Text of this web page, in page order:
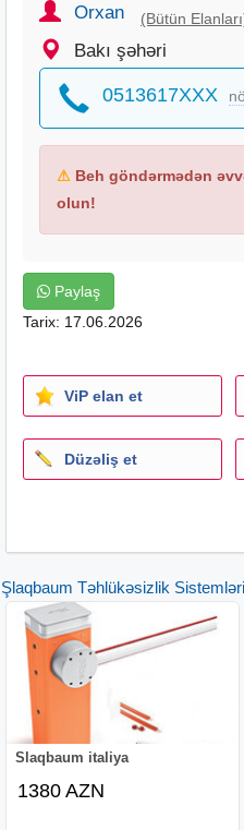
slaqbaum, nice slaqbaun,
sistemler, parking sistem
parking sistem, parking
avtostop, parklanma
Orxan (Bütün
Bakı şəhəri
0513617XXX
⚠ Beh göndərmədən
olun!
Paylaş
Tarix: 17.06.2026
ViP elan et
Düzəliş et
Şlaqbaum Təhlükəsizlik Sistemləri
Slaqbaum italiya
1380 AZN